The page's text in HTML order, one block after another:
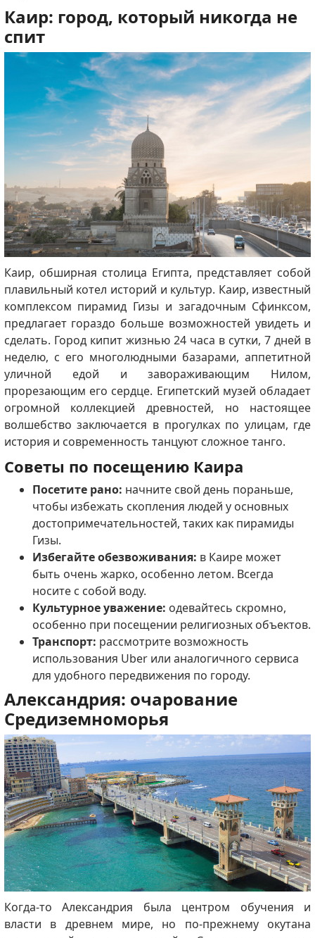
Каир: город, который никогда не
спит
Каир, обширная столица Египта, представляет собой
плавильный котел историй и культур. Каир, известный
комплексом пирамид Гизы и загадочным Сфинксом,
предлагает гораздо больше возможностей увидеть и
сделать. Город кипит жизнью 24 часа в сутки, 7 дней в
неделю, с его многолюдными базарами, аппетитной
уличной едой и завораживающим Нилом,
прорезающим его сердце. Египетский музей обладает
огромной коллекцией древностей, но настоящее
волшебство заключается в прогулках по улицам, где
история и современность танцуют сложное танго.
Советы по посещению Каира
Посетите рано: начните свой день пораньше,
чтобы избежать скопления людей у ​​основных
достопримечательностей, таких как пирамиды
Гизы.
Избегайте обезвоживания: в Каире может
быть очень жарко, особенно летом. Всегда
носите с собой воду.
Культурное уважение: одевайтесь скромно,
особенно при посещении религиозных объектов.
Транспорт: рассмотрите возможность
использования Uber или аналогичного сервиса
для удобного передвижения по городу.
Александрия: очарование
Средиземноморья
Когда-то Александрия была центром обучения и
власти в древнем мире, но по-прежнему окутана